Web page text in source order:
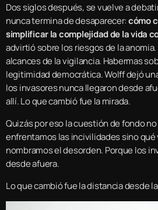
Dos siglos después, se vuelve a
nunca termina de desaparecer:cómo
simplificar la complejidad de la vida
advirtió sobre los riesgos de la
alcances de la vigilancia. Habermas
legitimidad democrática. Wolff dejó
los invasores nunca llegaron desde
allí. Lo que cambió fue la mirada.
Quizás por eso la cuestión de fondo
enfrentamos las incivilidades sino
nombramos el desorden. Porque los
desde afuera.
Lo que cambió fue la distancia desde